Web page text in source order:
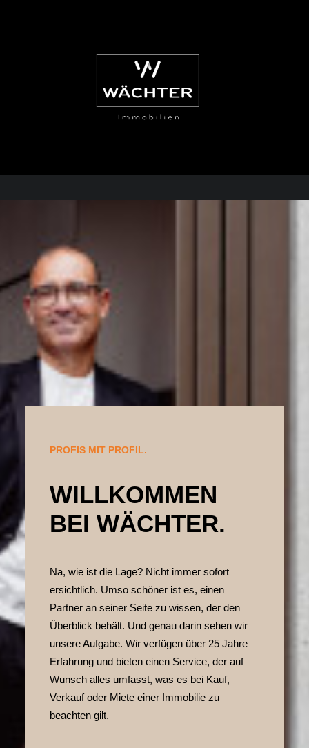
PROFIS MIT PROFIL.
WILLKOMMEN
BEI WÄCHTER.
Na, wie ist die Lage? Nicht immer sofort
ersichtlich. Umso schöner ist es, einen
Partner an seiner Seite zu wissen, der den
Überblick behält. Und genau darin sehen wir
unsere Aufgabe. Wir verfügen über 25 Jahre
Erfahrung und bieten einen Service, der auf
Wunsch alles umfasst, was es bei Kauf,
Verkauf oder Miete einer Immobilie zu
beachten gilt.